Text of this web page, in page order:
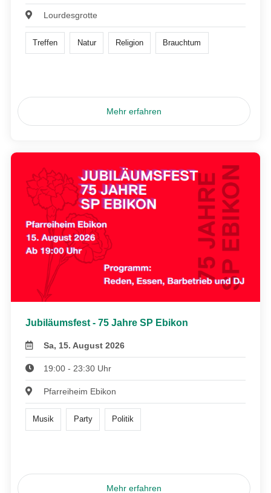
Lourdesgrotte
Treffen Natur Religion Brauchtum
Mehr erfahren
Jubiläumsfest - 75 Jahre SP Ebikon
Sa, 15. August 2026
19:00 - 23:30 Uhr
Pfarreiheim Ebikon
Musik Party Politik
Mehr erfahren